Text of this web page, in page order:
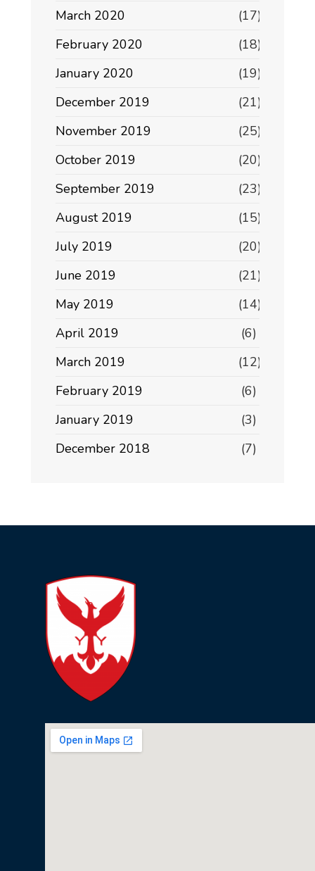
March 2020
(17)
February 2020
(18)
January 2020
(19)
December 2019
(21)
November 2019
(25)
October 2019
(20)
September 2019
(23)
August 2019
(15)
July 2019
(20)
June 2019
(21)
May 2019
(14)
April 2019
(6)
March 2019
(12)
February 2019
(6)
January 2019
(3)
December 2018
(7)